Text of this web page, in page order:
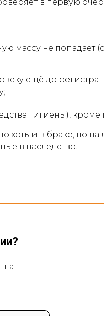
массу не попадает
ещё до
гигиены),
хоть и в браке, но
в наследство.